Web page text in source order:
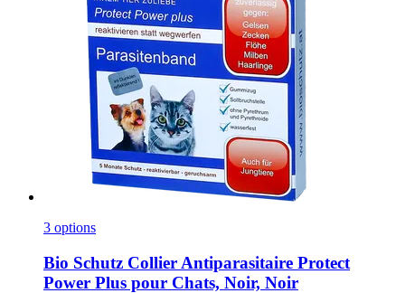
3 options
Bio Schutz Collier Antiparasitaire Protect
Power Plus pour Chats, Noir, Noir